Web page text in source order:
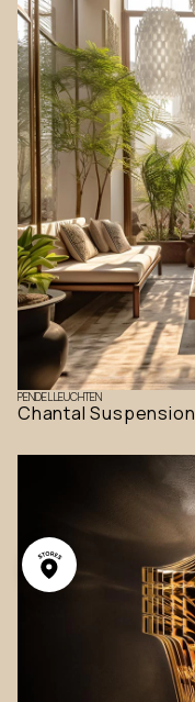
PENDELLEUCHTEN
Chantal Suspension